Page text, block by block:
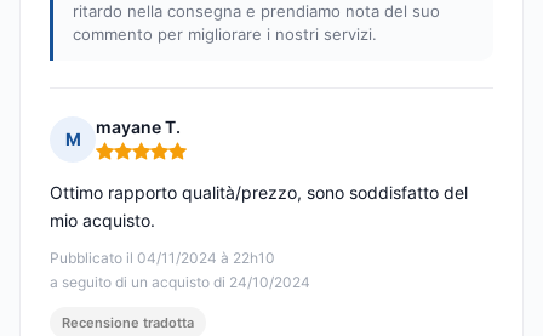
ritardo nella consegna e prendiamo nota del suo
commento per migliorare i nostri servizi.
M
mayane T.
Nota: 5 su 5
Pubblicato il 04/11/2024 à 22h10
a seguito di un acquisto di 24/10/2024
Ottimo rapporto qualità/prezzo, sono soddisfatto del
mio acquisto.
Recensione tradotta